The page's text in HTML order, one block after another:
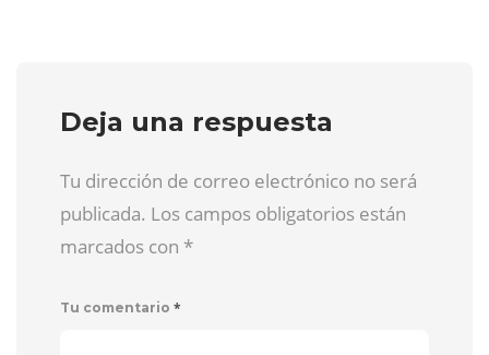
Deja una respuesta
Tu dirección de correo electrónico no será
publicada. Los campos obligatorios están
marcados con *
Tu comentario *